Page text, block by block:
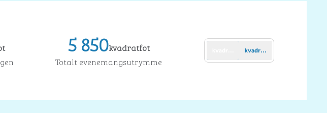
5 850kvadratfot
Kvadratfot
Totalt evenemangsutrymme
kvadratmeter